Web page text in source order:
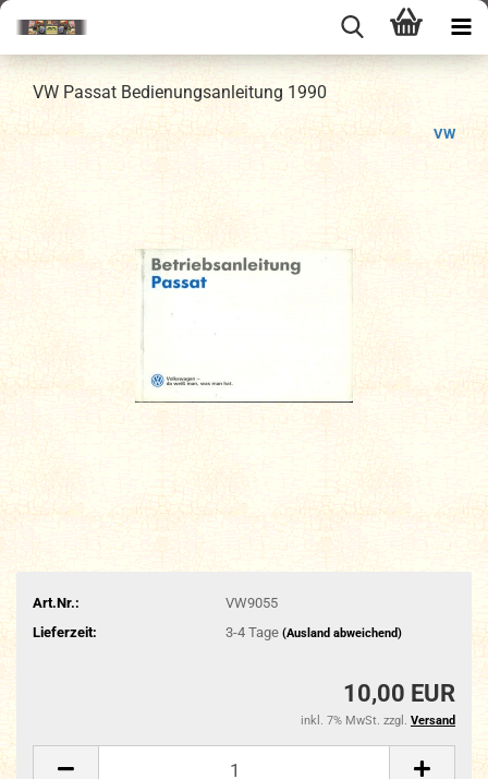
VW Passat Bedienungsanleitung 1990
VW
Art.Nr.:
VW9055
Lieferzeit:
3-4 Tage (Ausland abweichend)
10,00 EUR
inkl. 7% MwSt. zzgl. Versand